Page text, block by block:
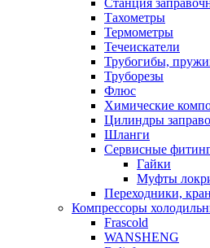
Станция
Тахометры
Термометры
Течеискатели
Трубогибы,
Труборезы
Флюс
Химические
Цилиндры
Шланги
Сервисные
Гайки
Муфты
Переходники,
Компрессоры
Frascold
WANSHENG